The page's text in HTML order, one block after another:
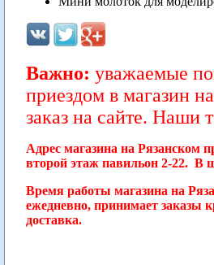
Важно: уважаемые
приездом в магазин
заказ на сайте. Наши
Адрес магазина на Рязанском
второй этаж павильон 2-22. В
Время работы магазина на
ежедневно, принимает заказы
доставка.